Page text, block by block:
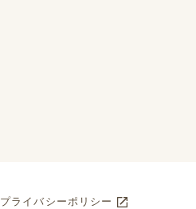
プライバシーポリシー